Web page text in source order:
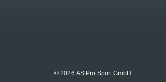
© 2026 AS Pro Sport GmbH